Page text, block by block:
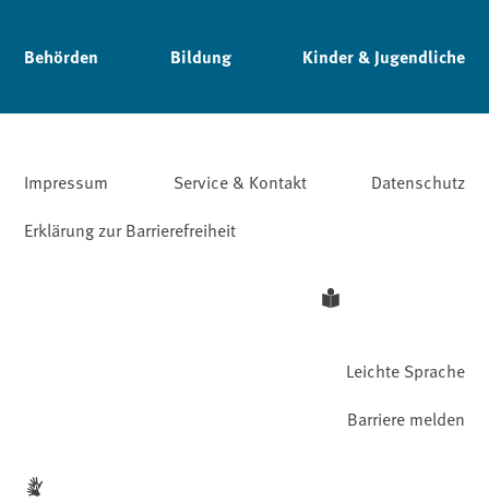
Behörden Bildung Kinder & Jugendliche
Impressum Service & Kontakt
Datenschutz
Erklärung zur Barrierefreiheit
Leichte Sprache
Barriere melden